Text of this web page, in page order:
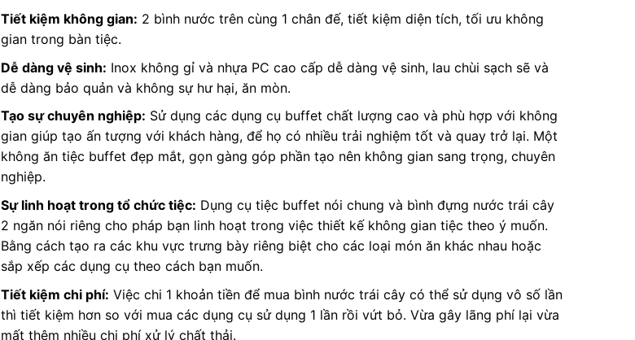
Tiết kiệm không gian: 2 bình nước trên cùng 1 chân đế, tiết kiệm diện tích, tối ưu không
gian trong bàn tiệc.
Dễ dàng vệ sinh: Inox không gỉ và nhựa PC cao cấp dễ dàng vệ sinh, lau chùi sạch sẽ và
dễ dàng bảo quản và không sự hư hại, ăn mòn.
Tạo sự chuyên nghiệp: Sử dụng các dụng cụ buffet chất lượng cao và phù hợp với không
gian giúp tạo ấn tượng với khách hàng, để họ có nhiều trải nghiệm tốt và quay trở lại. Một
không ăn tiệc buffet đẹp mắt, gọn gàng góp phần tạo nên không gian sang trọng, chuyên
nghiệp.
Sự linh hoạt trong tổ chức tiệc: Dụng cụ tiệc buffet nói chung và bình đựng nước trái cây
2 ngăn nói riêng cho pháp bạn linh hoạt trong việc thiết kế không gian tiệc theo ý muốn.
Bằng cách tạo ra các khu vực trưng bày riêng biệt cho các loại món ăn khác nhau hoặc
sắp xếp các dụng cụ theo cách bạn muốn.
Tiết kiệm chi phí: Việc chi 1 khoản tiền để mua bình nước trái cây có thể sử dụng vô số lần
thì tiết kiệm hơn so với mua các dụng cụ sử dụng 1 lần rồi vứt bỏ. Vừa gây lãng phí lại vừa
mất thêm nhiều chi phí xử lý chất thải.